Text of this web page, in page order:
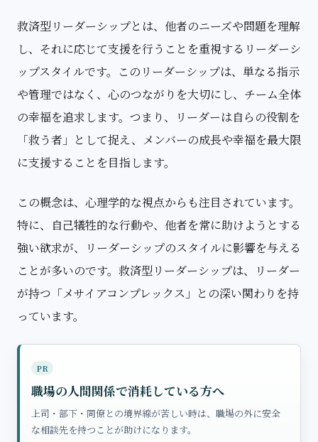
救済型リーダーシップとは、他者のニーズや問題を理解
し、それに応じて支援を行うことを重視するリーダーシ
ップスタイルです。このリーダーシップは、単なる指示
や管理ではなく、心のつながりを大切にし、チーム全体
の幸福を追求します。つまり、リーダーは自らの役割を
「救う者」として捉え、メンバーの成長や幸福を最大限
に支援することを目指します。
この概念は、心理学的な視点からも注目されています。
特に、自己犠牲的な行動や、他者を常に助けようとする
強い欲求が、リーダーシップのスタイルに影響を与える
ことが多いのです。救済型リーダーシップは、リーダー
が持つ「メサイアコンプレックス」との深い関わりを持
っています。
PR
職場の人間関係で消耗している方へ
上司・部下・同僚との境界線が苦しい時は、職場の外に安全
な相談先を持つことが助けになります。